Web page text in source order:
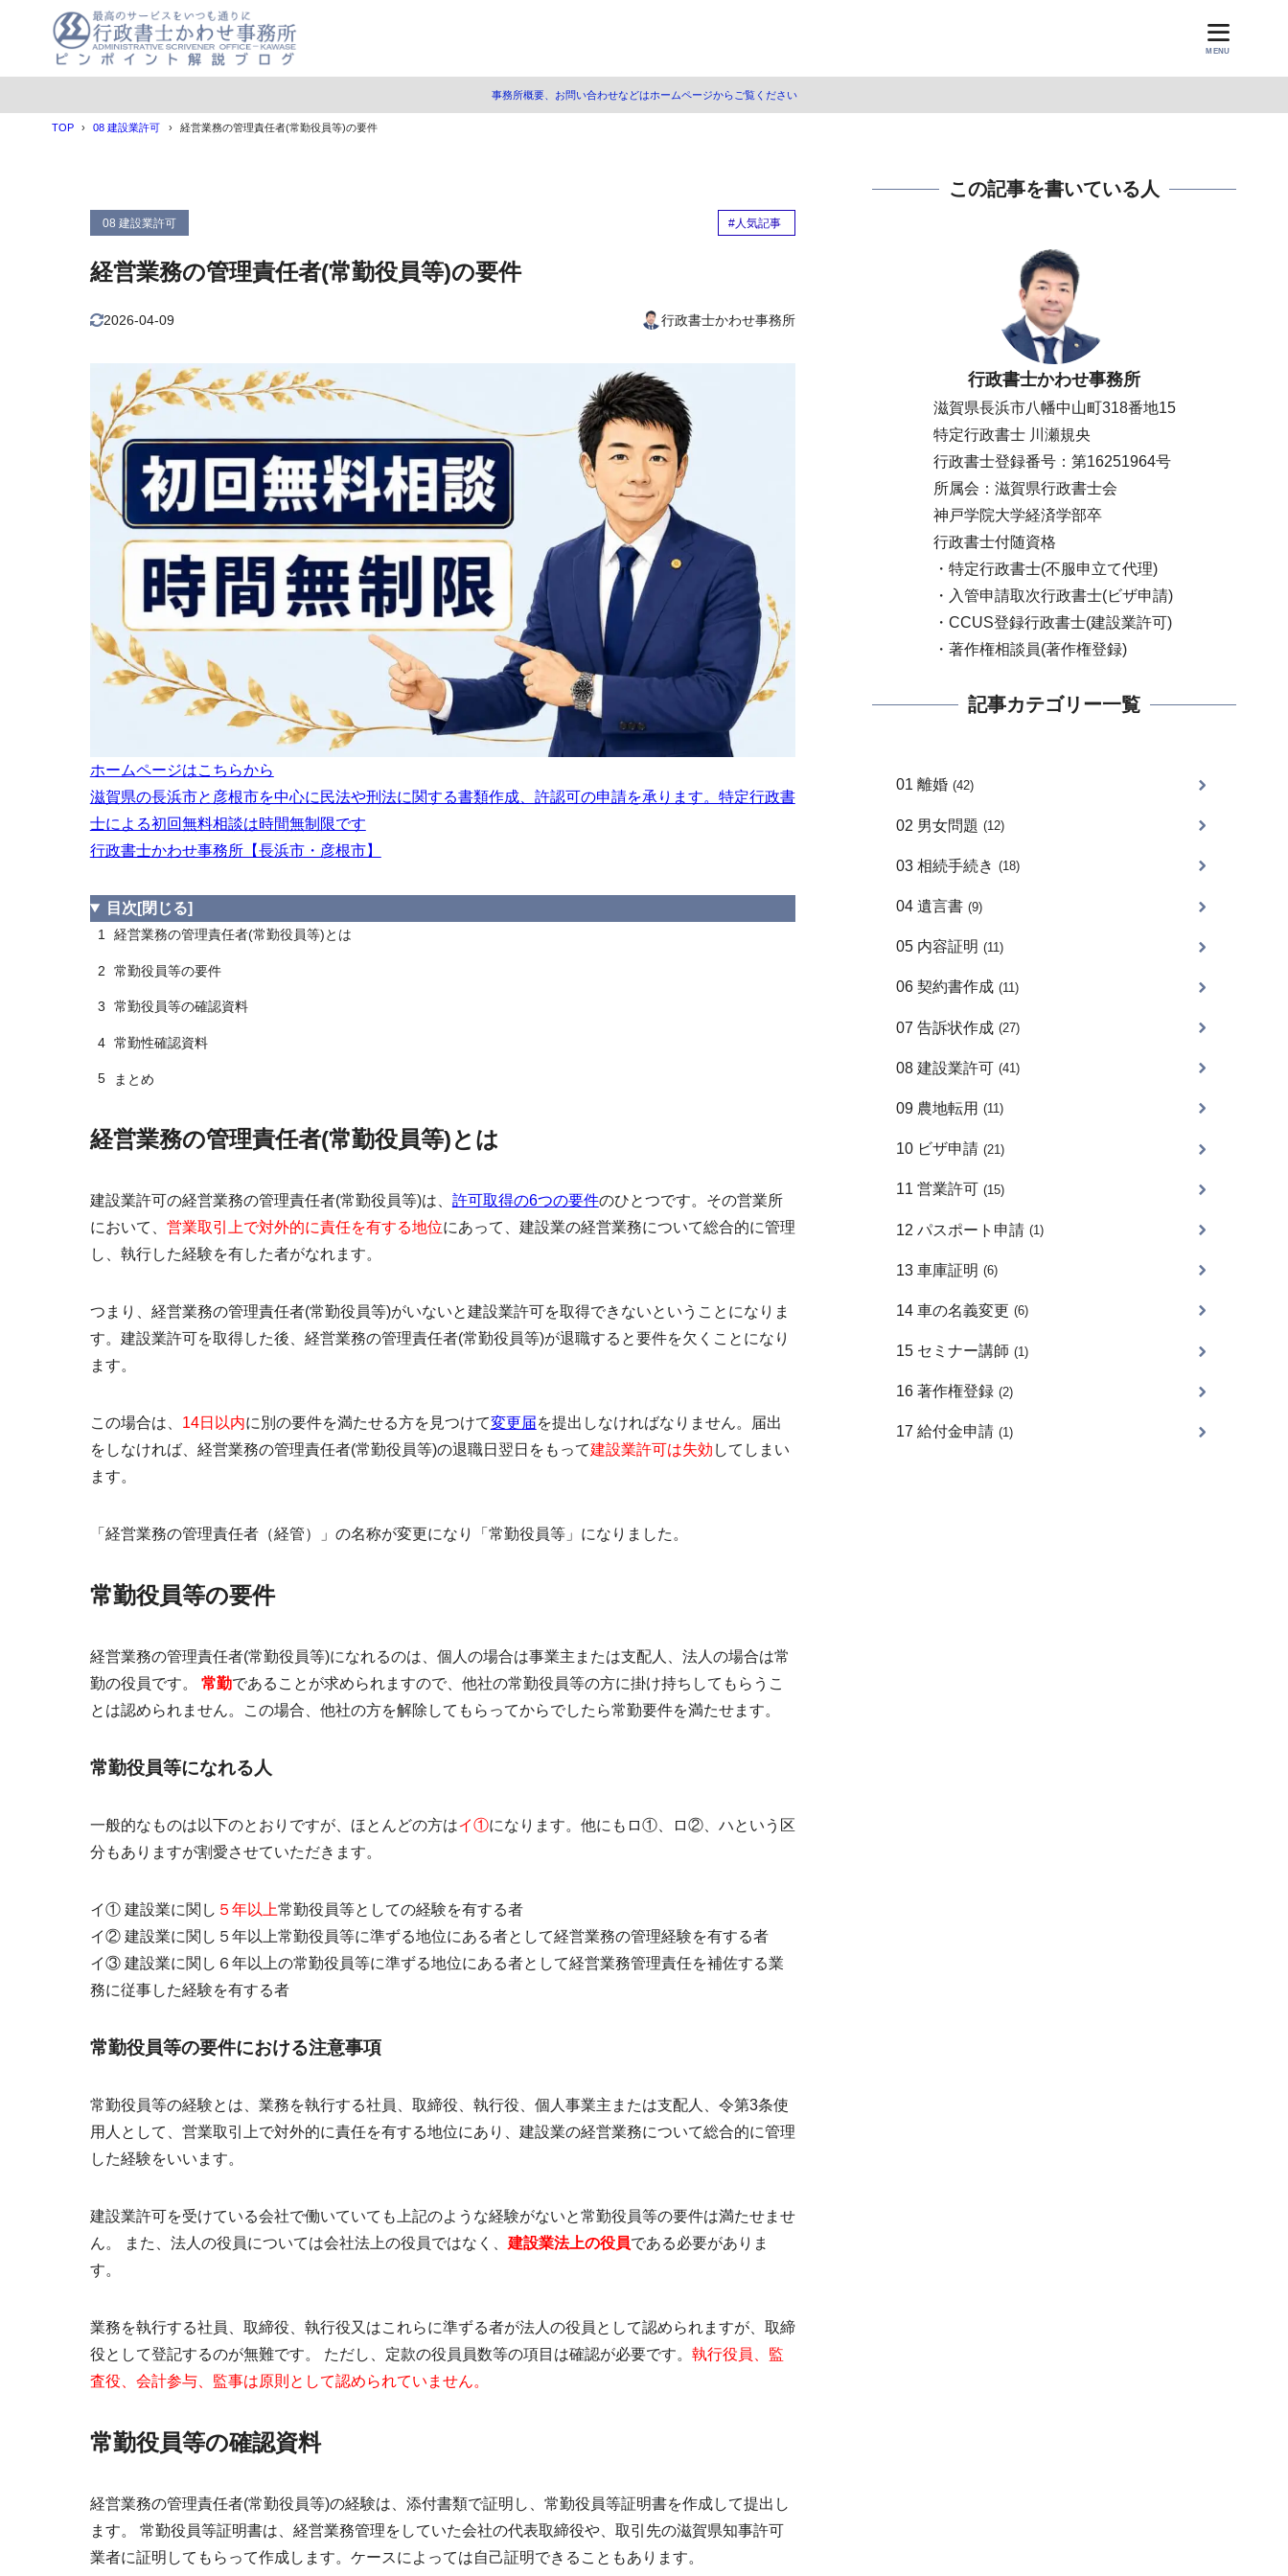
MENU
事務所概要、お問い合わせなどはホームページからご覧ください
TOP 08 建設業許可 経営業務の管理責任者(常勤役員等)の要件
08 建設業許可 #人気記事
経営業務の管理責任者(常勤役員等)の要件
2026-04-09 行政書士かわせ事務所
ホームページはこちらから
滋賀県の長浜市と彦根市を中心に民法や刑法に関する書類作成、許認可の申請を承ります。特定行政書
士による初回無料相談は時間無制限です
行政書士かわせ事務所【長浜市・彦根市】
目次 [閉じる]
1 経営業務の管理責任者(常勤役員等)とは
2 常勤役員等の要件
3 常勤役員等の確認資料
4 常勤性確認資料
5 まとめ
経営業務の管理責任者(常勤役員等)とは
建設業許可の経営業務の管理責任者(常勤役員等)は、 許可取得の6つの要件のひとつです。その営業所
において、 営業取引上で対外的に責任を有する地位にあって、建設業の経営業務について総合的に管理
し、執行した経験を有した者がなれます。
つまり、経営業務の管理責任者(常勤役員等)がいないと建設業許可を取得できないということになりま
す。建設業許可を取得した後、経営業務の管理責任者(常勤役員等)が退職すると要件を欠くことになり
ます。
この場合は、 14日以内に別の要件を満たせる方を見つけて変更届を提出しなければなりません。届出
をしなければ、経営業務の管理責任者(常勤役員等)の退職日翌日をもって建設業許可は失効 してしまい
ます。
「経営業務の管理責任者（経管）」の名称が変更になり「常勤役員等」になりました。
常勤役員等の要件
経営業務の管理責任者(常勤役員等)になれるのは、個人の場合は事業主または支配人 、法人の場合は常
勤の役員です。 常勤であることが求められますので、他社の常勤役員等の方に掛け持ちしてもらうこ
とは認められません。この場合、他社の方を解除してもらってからでしたら常勤要件を満たせます。
常勤役員等になれる人
一般的なものは以下のとおりですが、ほとんどの方はイ①になります。他にもロ①、ロ②、ハという区
分もありますが割愛させていただきます。
イ① 建設業に関し ５年以上常勤役員等としての経験を有する者
イ② 建設業に関し ５年以上常勤役員等に準ずる地位にある者として経営業務の管理経験を有する者
イ③ 建設業に関し６年以上の常勤役員等に準ずる地位にある者として経営業務管理責任を補佐する業
務に従事した経験を有する者
常勤役員等の要件における注意事項
常勤役員等の経験とは、業務を執行する社員、取締役、執行役、個人事業主または支配人、令第3条使
用人として、 営業取引上で対外的に責任を有する地位にあり、建設業の経営業務について総合的に管理
した経験をいいます。
建設業許可を受けている会社で働いていても上記のような経験がないと常勤役員等の要件は満たせませ
ん。 また、法人の役員については会社法上の役員ではなく、 建設業法上の役員である必要がありま
す。
業務を執行する社員、取締役、執行役又はこれらに準ずる者が法人の役員として認められますが、 取締
役として登記するのが無難です。 ただし、定款の役員員数等の項目は確認が必要です。 執行役員、監
査役、会計参与、監事は原則として認められていません。
常勤役員等の確認資料
経営業務の管理責任者(常勤役員等)の経験は、添付書類で証明し、 常勤役員等証明書を作成して提出し
ます。 常勤役員等証明書は、経営業務管理をしていた会社の代表取締役や、取引先の滋賀県知事許可
業者に証明してもらって作成します。ケースによっては自己証明できることもあります。
この記事を書いている人
行政書士かわせ事務所
滋賀県長浜市八幡中山町318番地15
特定行政書士 川瀬規央
行政書士登録番号：第16251964号
所属会：滋賀県行政書士会
神戸学院大学経済学部卒
行政書士付随資格
・特定行政書士(不服申立て代理)
・入管申請取次行政書士(ビザ申請)
・CCUS登録行政書士(建設業許可)
・著作権相談員(著作権登録)
記事カテゴリー一覧
01 離婚 (42)
02 男女問題 (12)
03 相続手続き (18)
04 遺言書 (9)
05 内容証明 (11)
06 契約書作成 (11)
07 告訴状作成 (27)
08 建設業許可 (41)
09 農地転用 (11)
10 ビザ申請 (21)
11 営業許可 (15)
12 パスポート申請 (1)
13 車庫証明 (6)
14 車の名義変更 (6)
15 セミナー講師 (1)
16 著作権登録 (2)
17 給付金申請 (1)
1 経営業務の管理責任者(常勤役員等)とは
3 常勤役員等の確認資料
過去に経営業務の管理責任者だった者、令第３条使用人の経験の場合
4 常勤性確認資料
5 まとめ